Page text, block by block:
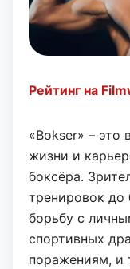
Рейтинг на
«Bokser» – это
жизни и
боксёра.
тренировок до
борьбу с
спортивных
поражениям, и